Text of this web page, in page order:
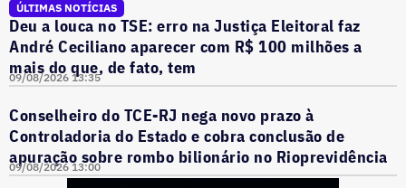
ÚLTIMAS NOTÍCIAS
Deu a louca no TSE: erro na Justiça Eleitoral faz
André Ceciliano aparecer com R$ 100 milhões a
mais do que, de fato, tem
09/08/2026 13:35
Conselheiro do TCE-RJ nega novo prazo à
Controladoria do Estado e cobra conclusão de
apuração sobre rombo bilionário no Rioprevidência
09/08/2026 13:00